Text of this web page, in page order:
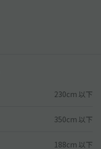
230cm 以下
350cm 以下
188cm 以下